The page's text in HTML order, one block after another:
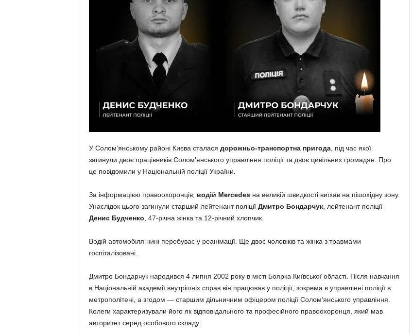
У Соломʼянському районі Києва сталася дорожньо-транспортна пригода, під час якої
загинули двоє працівників Солом’янського управління поліції та двоє цивільних громадян. Про
це повідомили у Національній поліції України.
За інформацією правоохоронців, водій Mercedesна великій швидкості виїхав на пішохідну зону.
Унаслідок цього загинули старший лейтенант поліції Дмитро Бондарчук, лейтенант поліції
Денис Будченко , 47-річна жінка та 12-річний хлопчик.
Водій автомобіля нині перебуває у реанімації. Ще двоє чоловіків та жінка з травмами
госпіталізовані.
Дмитро Бондарчук народився 4 липня 2002 року в місті Боярка Київської області. Після навчання
в Національній академії внутрішніх справ він працював у поліції, зокрема в управлінні поліції в
метрополітені, а згодом — старшим дільничним офіцером поліції Солом’янського управління.
Колеги характеризували його як відповідального та професійного правоохоронця, який мав
авторитет серед особового складу.